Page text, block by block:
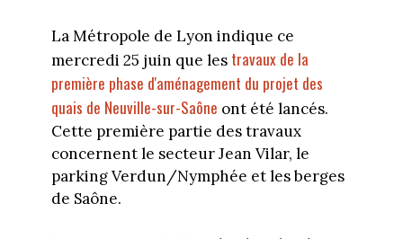
La Métropole de Lyon indique ce
mercredi 25 juin que les travaux de la
première phase d'aménagement du projet des
quais de Neuville-sur-Saône ont été lancés.
Cette première partie des travaux
concernent le secteur Jean Vilar, le
parking Verdun/Nymphée et les berges
de Saône.